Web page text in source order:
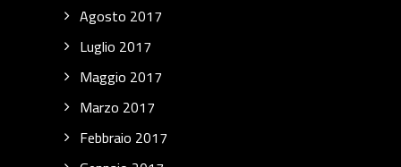
Agosto 2017
Luglio 2017
Maggio 2017
Marzo 2017
Febbraio 2017